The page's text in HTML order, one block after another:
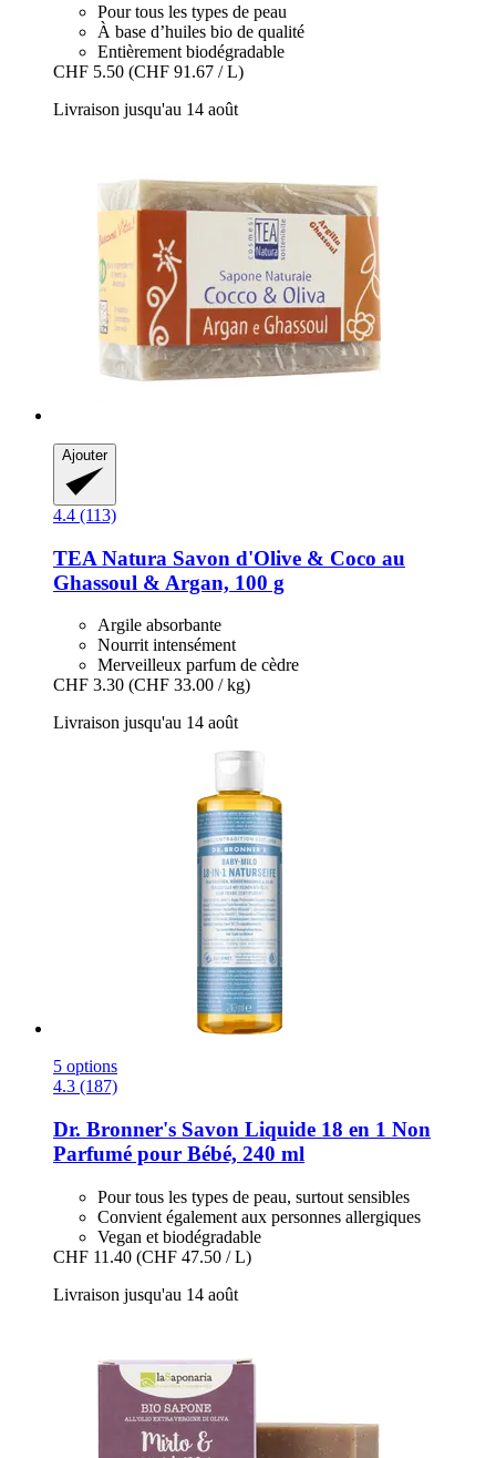
Pour tous les types de peau
À base d’huiles bio de qualité
Entièrement biodégradable
CHF 5.50 (CHF 91.67 / L)
Livraison jusqu'au 14 août
Ajouter
4.4 (113)
TEA Natura Savon d'Olive & Coco au
Ghassoul & Argan, 100 g
Argile absorbante
Nourrit intensément
Merveilleux parfum de cèdre
CHF 3.30 (CHF 33.00 / kg)
Livraison jusqu'au 14 août
5 options
4.3 (187)
Dr. Bronner's Savon Liquide 18 en 1 Non
Parfumé pour Bébé, 240 ml
Pour tous les types de peau, surtout sensibles
Convient également aux personnes allergiques
Vegan et biodégradable
CHF 11.40 (CHF 47.50 / L)
Livraison jusqu'au 14 août